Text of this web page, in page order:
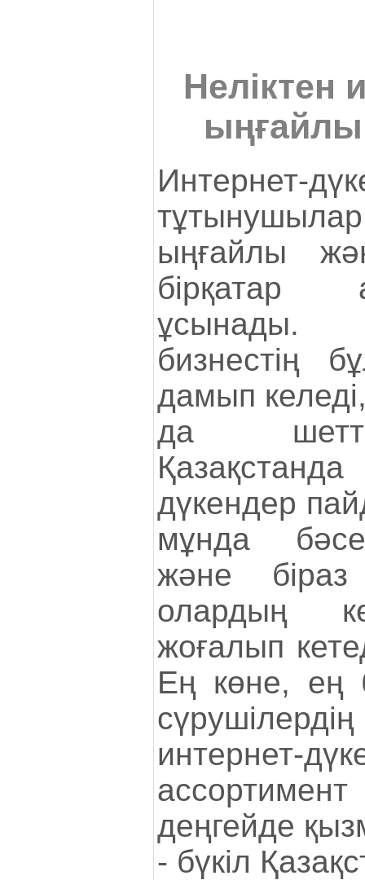
Неліктен
ыңғайлы
Интернет-
ыңғайлы
бірқатар
ұсынады.
бизнестің
дамып
да
дүкендер
мұнда
және біраз
олардың
жоғалып
Ең көне, ең
деңгейде
- бүкіл